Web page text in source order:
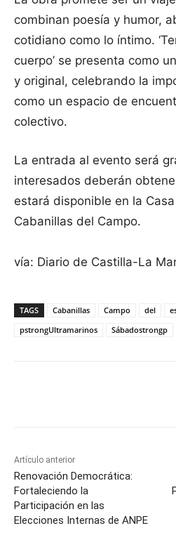
combinan poesía y humor,
cotidiano como lo íntimo.
cuerpo’ se presenta como
y original, celebrando la
como un espacio de
colectivo.
La entrada al evento será
interesados deberán
estará disponible en la
Cabanillas del Campo.
vía: Diario de Castilla-La
TAGS Cabanillas Campo del
pstrongUltramarinos
Sábadostrongp
Artículo anterior
Renovación Democrática:
Fortaleciendo la
Participación en las
Elecciones Internas de ANPE